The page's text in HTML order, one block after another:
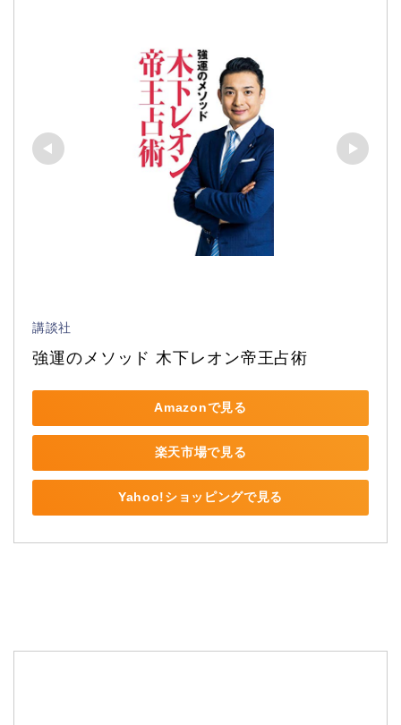
講談社
強運のメソッド 木下レオン帝王占術
Amazonで見る
楽天市場で見る
Yahoo!ショッピングで見る